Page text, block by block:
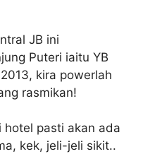
JB ini
Puteri iaitu YB
kira powerlah
rasmikan!
pasti akan ada
kek, jeli-jeli sikit..